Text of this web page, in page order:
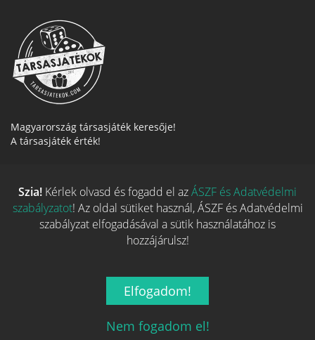
Magyarország társasjáték keresője!
A társasjáték érték!
Szia! Kérlek olvasd és fogadd el azÁSZF és Adatvédelmi
szabályzatot! Az oldal sütiket használ, ÁSZF és Adatvédelmi
szabályzat elfogadásával a sütik használatához is
hozzájárulsz!
Elfogadom!
Nem fogadom el!